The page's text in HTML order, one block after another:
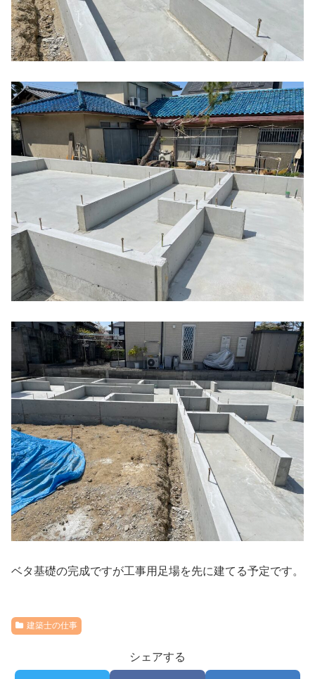
ベタ基礎の完成ですが工事用足場を先に建てる予定です。
建築士の仕事
シェアする